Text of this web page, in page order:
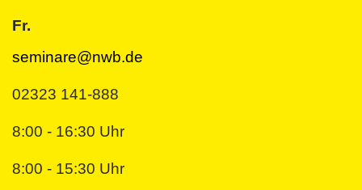
Fr.
seminare@nwb.de
02323 141-888
8:00 - 16:30 Uhr
8:00 - 15:30 Uhr